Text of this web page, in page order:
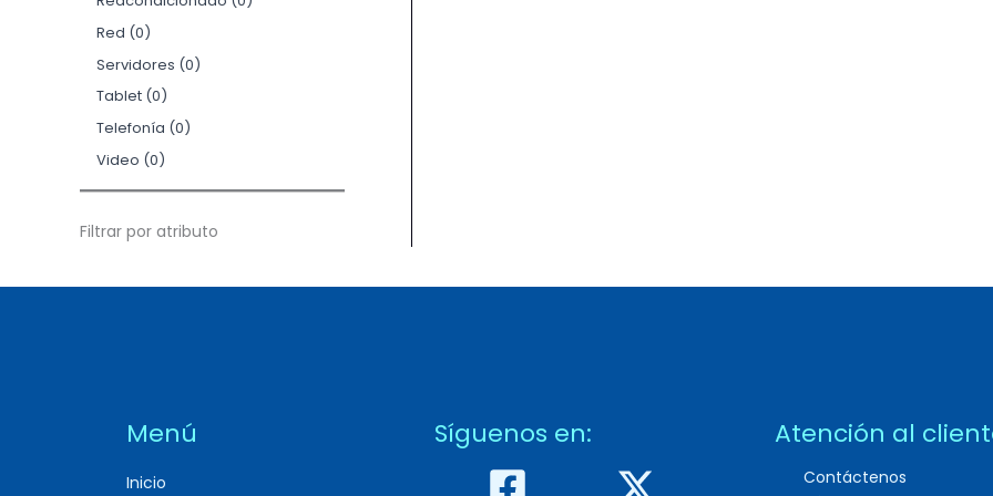
Red 0
Servidores 0
Tablet 0
Telefonía 0
Video 0
Filtrar por atributo
Menú
Inicio
Síguenos en: Atención al
Contáctenos